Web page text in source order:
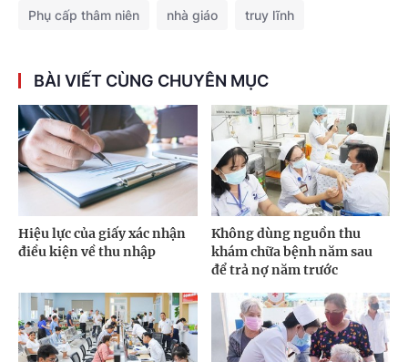
Phụ cấp thâm niên nhà giáo truy lĩnh
BÀI VIẾT CÙNG CHUYÊN MỤC
Hiệu lực của giấy xác nhận
điều kiện về thu nhập
Không dùng nguồn thu
khám chữa bệnh năm sau
để trả nợ năm trước